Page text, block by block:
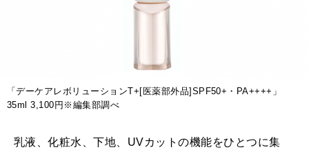
「デーケアレボリューションT+[医薬部外品]SPF50+・PA++++」
35ml 3,100円※編集部調べ
乳液、化粧水、下地、UVカットの機能をひとつに集